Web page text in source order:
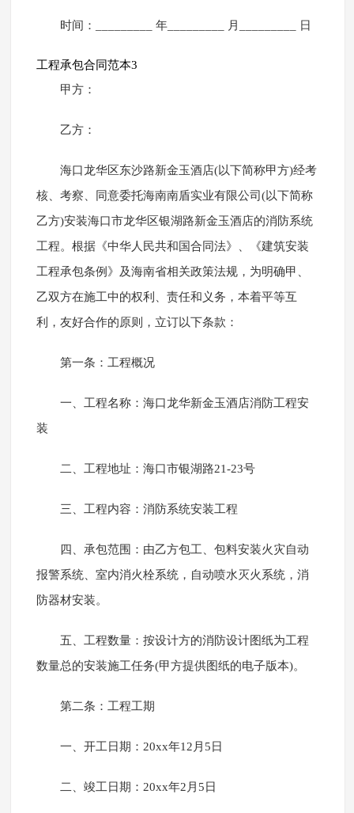
时间：_________ 年_________ 月_________ 日
工程承包合同范本3
甲方：
乙方：
海口龙华区东沙路新金玉酒店(以下简称甲方)经考
核、考察、同意委托海南南盾实业有限公司(以下简称
乙方)安装海口市龙华区银湖路新金玉酒店的消防系统
工程。根据《中华人民共和国合同法》、《建筑安装
工程承包条例》及海南省相关政策法规，为明确甲、
乙双方在施工中的权利、责任和义务，本着平等互
利，友好合作的原则，立订以下条款：
第一条：工程概况
一、工程名称：海口龙华新金玉酒店消防工程安
装
二、工程地址：海口市银湖路21-23号
三、工程内容：消防系统安装工程
四、承包范围：由乙方包工、包料安装火灾自动
报警系统、室内消火栓系统，自动喷水灭火系统，消
防器材安装。
五、工程数量：按设计方的消防设计图纸为工程
数量总的安装施工任务(甲方提供图纸的电子版本)。
第二条：工程工期
一、开工日期：20xx年12月5日
二、竣工日期：20xx年2月5日